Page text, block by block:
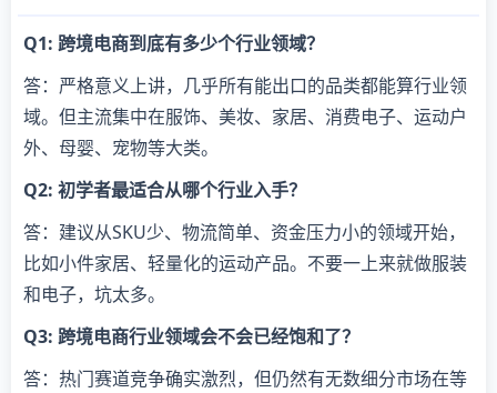
Q1: 跨境电商到底有多少个行业领域？
答：严格意义上讲，几乎所有能出口的品类都能算行业领
域。但主流集中在服饰、美妆、家居、消费电子、运动户
外、母婴、宠物等大类。
Q2: 初学者最适合从哪个行业入手？
答：建议从SKU少、物流简单、资金压力小的领域开始，
比如小件家居、轻量化的运动产品。不要一上来就做服装
和电子，坑太多。
Q3: 跨境电商行业领域会不会已经饱和了？
答：热门赛道竞争确实激烈，但仍然有无数细分市场在等